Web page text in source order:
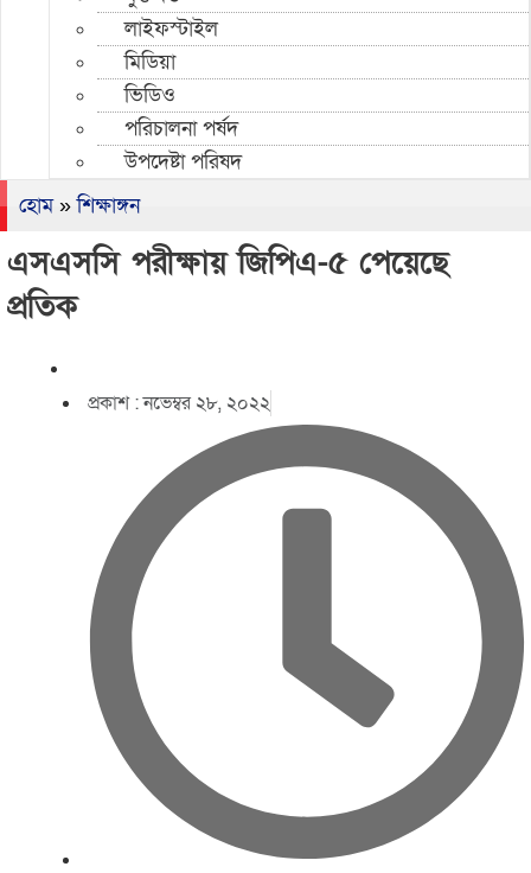
লাইফস্টাইল
মিডিয়া
ভিডিও
পরিচালনা পর্ষদ
উপদেষ্টা পরিষদ
হোম»শিক্ষাঙ্গন
এসএসসি পরীক্ষায় জিপিএ-৫ পেয়েছে
প্রতিক
প্রকাশ :নভেম্বর ২৮, ২০২২